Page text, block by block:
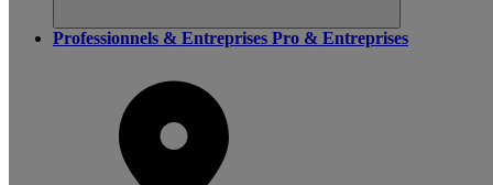
Professionnels & Entreprises Pro & Entreprises